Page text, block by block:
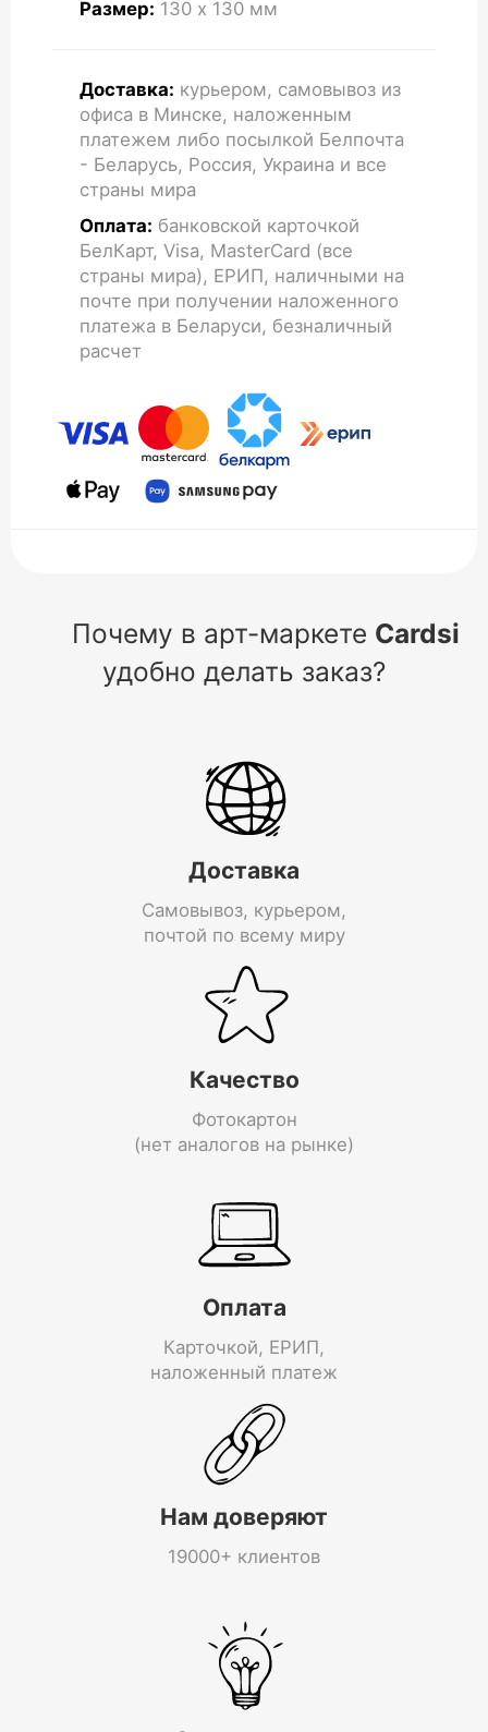
Размер: 130 x 130 мм
Доставка: курьером, самовывоз из
офиса в Минске, наложенным
платежем либо посылкой Белпочта
- Беларусь, Россия, Украина и все
страны мира
Оплата: банковской карточкой
БелКарт, Visa, MasterCard (все
страны мира), ЕРИП, наличными на
почте при получении наложенного
платежа в Беларуси, безналичный
расчет
Почему в арт-маркете Cardsi
удобно делать заказ?
Доставка
Самовывоз, курьером,
почтой по всему миру
Качество
Фотокартон
(нет аналогов на рынке)
Оплата
Карточкой, ЕРИП,
наложенный платеж
Нам доверяют
19000+ клиентов